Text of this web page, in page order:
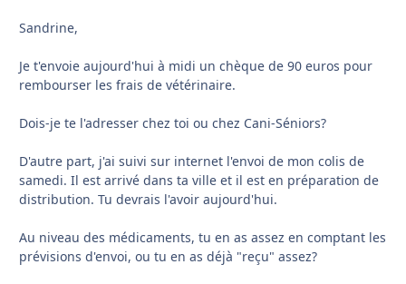
Sandrine,
Je t'envoie aujourd'hui à midi un chèque de 90 euros pour
rembourser les frais de vétérinaire.
Dois-je te l'adresser chez toi ou chez Cani-Séniors?
D'autre part, j'ai suivi sur internet l'envoi de mon colis de
samedi. Il est arrivé dans ta ville et il est en préparation de
distribution. Tu devrais l'avoir aujourd'hui.
Au niveau des médicaments, tu en as assez en comptant les
prévisions d'envoi, ou tu en as déjà "reçu" assez?